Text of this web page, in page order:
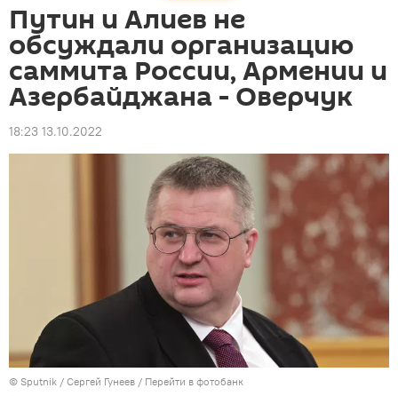
Путин и Алиев не
обсуждали организацию
саммита России, Армении и
Азербайджана - Оверчук
18:23 13.10.2022
© Sputnik / Сергей Гунеев / Перейти в фотобанк